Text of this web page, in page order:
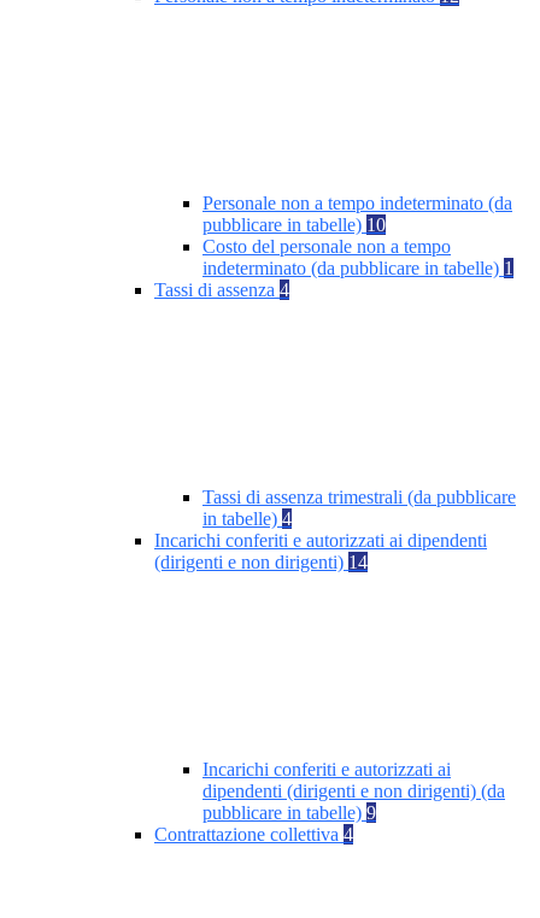
Personale non a tempo indeterminato (da
pubblicare in tabelle) 10
Costo del personale non a tempo
indeterminato (da pubblicare in tabelle) 1
Tassi di assenza 4
Tassi di assenza trimestrali (da pubblicare
in tabelle) 4
Incarichi conferiti e autorizzati ai dipendenti
(dirigenti e non dirigenti) 14
Incarichi conferiti e autorizzati ai
dipendenti (dirigenti e non dirigenti) (da
pubblicare in tabelle) 9
Contrattazione collettiva 4